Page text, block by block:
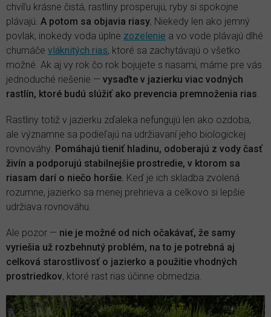
chvíľu krásne čistá, rastliny prosperujú, ryby si spokojne
plávajú. A potom sa objavia riasy. Niekedy len ako jemný
povlak, inokedy voda úplne zozelenie a vo vode plávajú dlhé
chumáče vláknitých rias, ktoré sa zachytávajú o všetko
možné. Ak aj vy rok čo rok bojujete s riasami, máme pre vás
jednoduché riešenie — vysaďte v jazierku viac vodných
rastlín, ktoré budú slúžiť ako prevencia premnoženia rias
Rastliny totiž v jazierku zďaleka nefungujú len ako ozdoba,
ale významne sa podieľajú na udržiavaní jeho biologickej
rovnováhy. Pomáhajú tieniť hladinu, odoberajú z vody časť
živín a podporujú stabilnejšie prostredie, v ktorom sa
riasam darí o niečo horšie. Keď je ich skladba zvolená
rozumne, jazierko sa menej prehrieva a celkovo si lepšie
udržiava rovnováhu.
Ale pozor — nie je možné od nich očakávať, že samy
vyriešia už rozbehnutý problém, na to je potrebná aj
celková starostlivosť o jazierko a použitie vhodných
prostriedkov, ktoré rast rias účinne obmedzia.